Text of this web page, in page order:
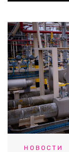
НОВОСТИ